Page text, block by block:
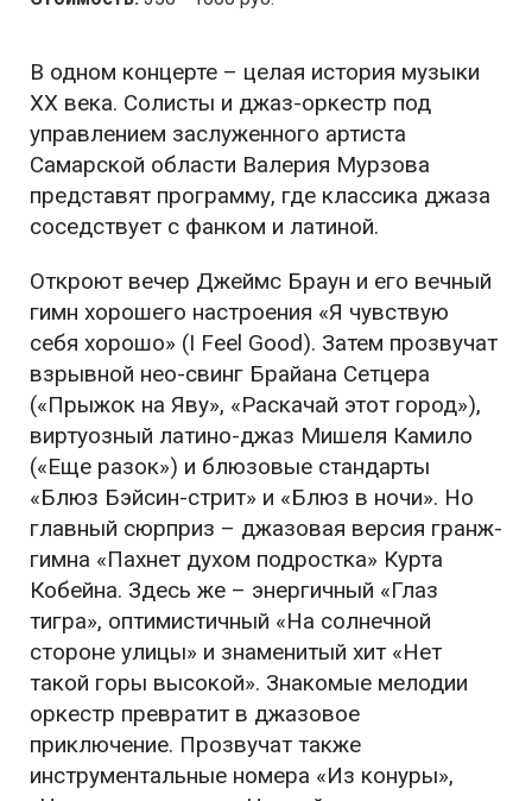
В одном концерте – целая история музыки
XX века. Солисты и джаз-оркестр под
управлением заслуженного артиста
Самарской области Валерия Мурзова
представят программу, где классика джаза
соседствует с фанком и латиной.
Откроют вечер Джеймс Браун и его вечный
гимн хорошего настроения «Я чувствую
себя хорошо» (I Feel Good). Затем прозвучат
взрывной нео-свинг Брайана Сетцера
(«Прыжок на Яву», «Раскачай этот город»),
виртуозный латино-джаз Мишеля Камило
(«Еще разок») и блюзовые стандарты
«Блюз Бэйсин-стрит» и «Блюз в ночи». Но
главный сюрприз – джазовая версия гранж-
гимна «Пахнет духом подростка» Курта
Кобейна. Здесь же – энергичный «Глаз
тигра», оптимистичный «На солнечной
стороне улицы» и знаменитый хит «Нет
такой горы высокой». Знакомые мелодии
оркестр превратит в джазовое
приключение. Прозвучат также
инструментальные номера «Из конуры»,